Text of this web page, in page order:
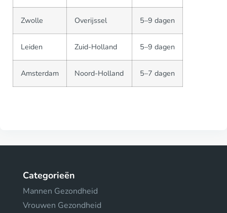
Zwolle Overijssel 5–9 dagen
Leiden Zuid-Holland 5–9 dagen
Amsterdam Noord-Holland 5–7 dagen
Categorieën
Mannen Gezondheid
Vrouwen Gezondheid